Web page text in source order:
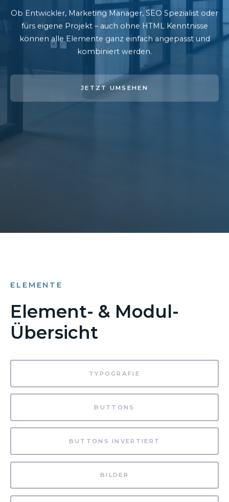
Ob Entwickler, Marketing Manager, SEO Spezialist oder
fürs eigene Projekt – auch ohne HTML Kenntnisse
können alle Elemente ganz einfach angepasst und
kombiniert werden.
JETZT UMSEHEN
ELEMENTE
Element- & Modul-
Übersicht
TYPOGRAFIE
BUTTONS
BUTTONS INVERTIERT
BILDER